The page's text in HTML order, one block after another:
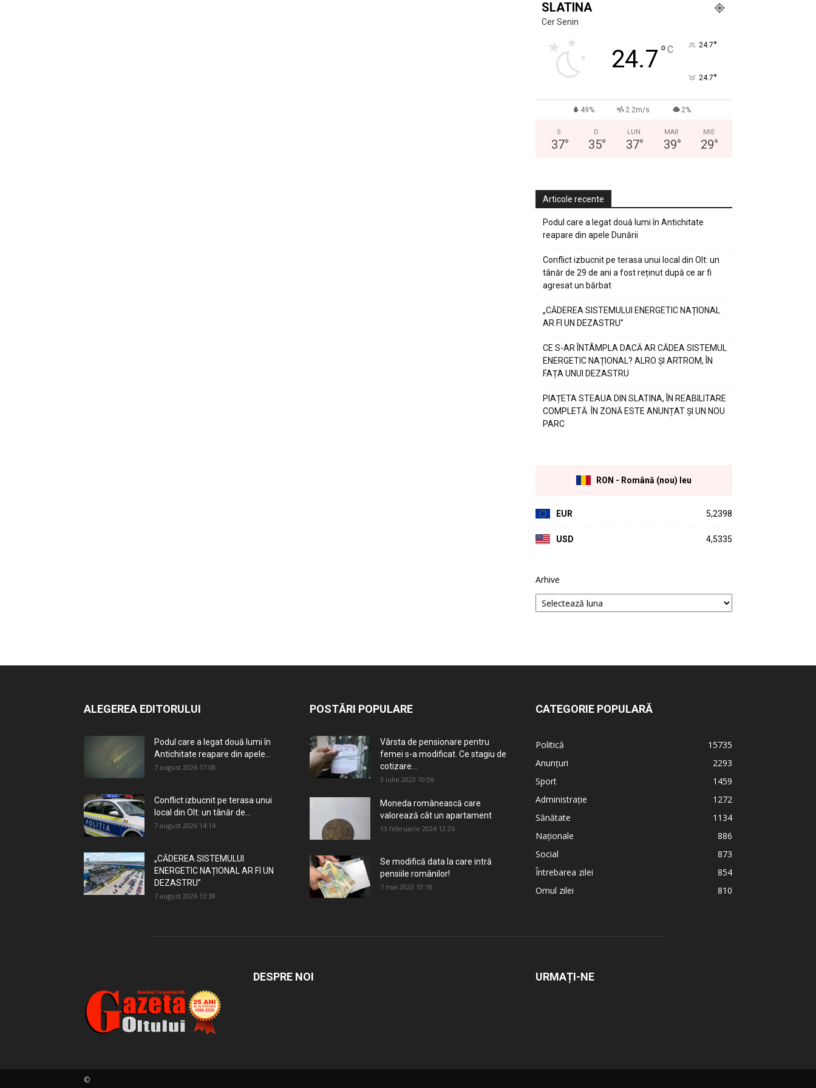
SLATINA
Cer Senin
24.7°C 24.7°
24.7°
49% 2.2m/s 2%
S
37°
D
35°
LUN
37°
MAR
39°
MIE
29°
Articole recente
Podul care a legat două lumi în Antichitate
reapare din apele Dunării
Conflict izbucnit pe terasa unui local din Olt: un
tânăr de 29 de ani a fost reținut după ce ar fi
agresat un bărbat
„CĂDEREA SISTEMULUI ENERGETIC NAȚIONAL
AR FI UN DEZASTRU”
CE S-AR ÎNTÂMPLA DACĂ AR CĂDEA SISTEMUL
ENERGETIC NAȚIONAL? ALRO ȘI ARTROM, ÎN
FAȚA UNUI DEZASTRU
PIAȚETA STEAUA DIN SLATINA, ÎN REABILITARE
COMPLETĂ. ÎN ZONĂ ESTE ANUNȚAT ȘI UN NOU
PARC
RON - Română (nou) leu
EUR 5,2398
USD 4,5335
Arhive
ALEGEREA EDITORULUI
Podul care a legat două lumi în
Antichitate reapare din apele...
7 august 2026 17:08
Conflict izbucnit pe terasa unui
local din Olt: un tânăr de...
7 august 2026 14:14
„CĂDEREA SISTEMULUI
ENERGETIC NAȚIONAL AR FI UN
DEZASTRU”
7 august 2026 13:38
POSTĂRI POPULARE
Vârsta de pensionare pentru
femei s-a modificat. Ce stagiu de
cotizare...
3 iulie 2023 10:06
Moneda românească care
valorează cât un apartament
13 februarie 2024 12:26
Se modifică data la care intră
pensiile românilor!
7 mai 2023 10:18
CATEGORIE POPULARĂ
Politică
15735
Anunțuri
2293
Sport
1459
Administrație
1272
Sănătate
1134
Naționale
886
Social
873
Întrebarea zilei
854
Omul zilei
810
DESPRE NOI URMAȚI-NE
©